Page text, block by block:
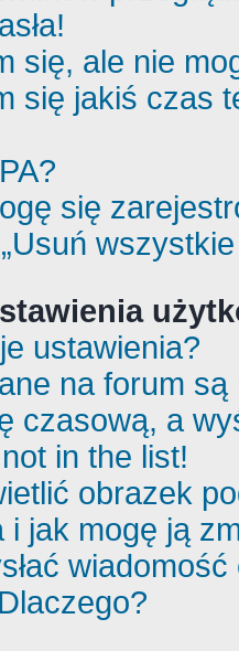
się, ale nie
się jakiś czas
się
ustawienia?
na forum są
czasową, a
in the list!
obrazek
i jak mogę ją